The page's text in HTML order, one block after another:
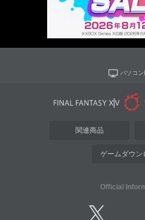
パソコン
関連商品
ゲームダウン
Official